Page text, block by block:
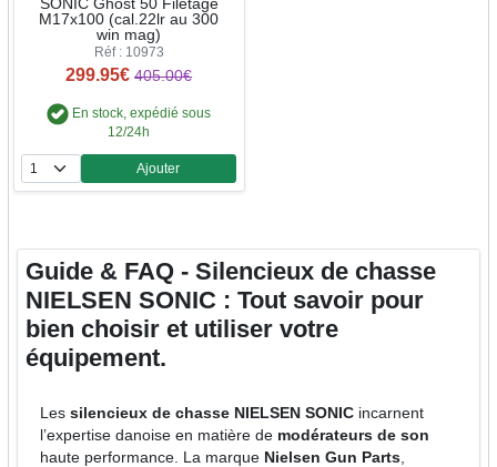
SONIC Ghost 50 Filetage
M17x100 (cal.22lr au 300
win mag)
Réf : 10973
299.95€ 405.00€
En stock, expédié sous
12/24h
Quantité
Ajouter
Guide & FAQ - Silencieux de chasse
NIELSEN SONIC : Tout savoir pour
bien choisir et utiliser votre
équipement.
Lessilencieux de chasse NIELSEN SONIC incarnent
l’expertise danoise en matière de modérateurs de son
haute performance. La marque Nielsen Gun Parts